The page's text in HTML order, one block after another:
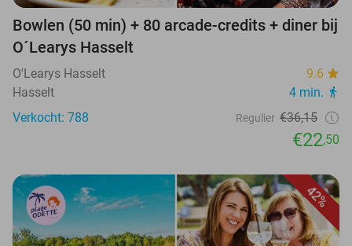
Bowlen (50 min) + 80 arcade-credits + diner bij
O´Learys Hasselt
O'Learys Hasselt
9.6
Hasselt
4 min.
Verkocht: 788
Regulier €36,15
€22,50
42%